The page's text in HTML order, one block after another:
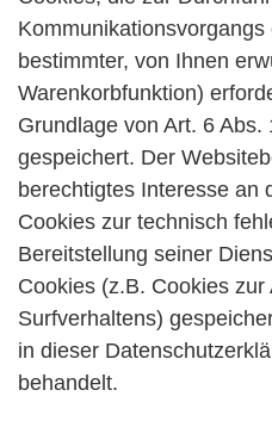
bestimmter, von Ihnen
Warenkorbfunktion)
Grundlage von Art. 6 Abs.
gespeichert. Der
berechtigtes Interesse an
Cookies zur technisch
Bereitstellung seiner
Cookies (z.B. Cookies zur
Surfverhaltens)
in dieser
behandelt.